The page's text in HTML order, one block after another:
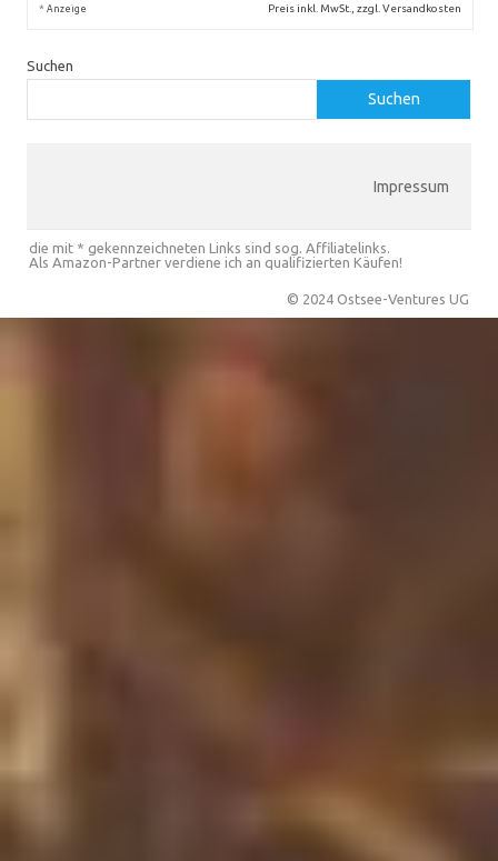
* Anzeige Preis inkl. MwSt., zzgl. Versandkosten
Suchen
Suchen
Impressum
die mit * gekennzeichneten Links sind sog. Affiliatelinks.
Als Amazon-Partner verdiene ich an qualifizierten Käufen!
© 2024 Ostsee-Ventures UG